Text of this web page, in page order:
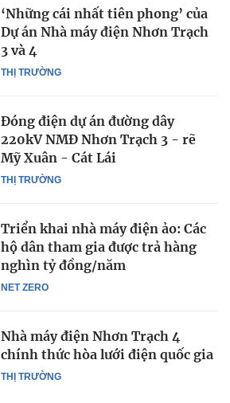
THỊ TRƯỜNG
‘Những cái nhất tiên phong’ của
Dự án Nhà máy điện Nhơn Trạch
3 và 4
THỊ TRƯỜNG
Đóng điện dự án đường dây
220kV NMĐ Nhơn Trạch 3 - rẽ
Mỹ Xuân - Cát Lái
NET ZERO
Triển khai nhà máy điện ảo: Các
hộ dân tham gia được trả hàng
nghìn tỷ đồng/năm
THỊ TRƯỜNG
Nhà máy điện Nhơn Trạch 4
chính thức hòa lưới điện quốc gia